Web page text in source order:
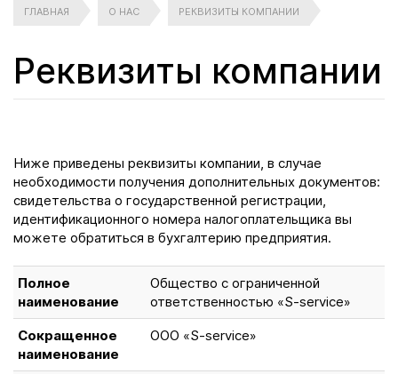
ГЛАВНАЯ О НАС РЕКВИЗИТЫ КОМПАНИИ
Реквизиты компании
Ниже приведены реквизиты компании, в случае
необходимости получения дополнительных документов:
свидетельства о государственной регистрации,
идентификационного номера налогоплательщика вы
можете обратиться в бухгалтерию предприятия.
Полное
наименование
Общество с ограниченной
ответственностью «S-service»
Сокращенное
наименование
ОOO «S-service»